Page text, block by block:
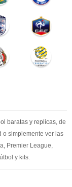
baratas y replicas , de
o simplemente ver las
Premier League,
y kits.
más grande de
de fútbol, ​​kits